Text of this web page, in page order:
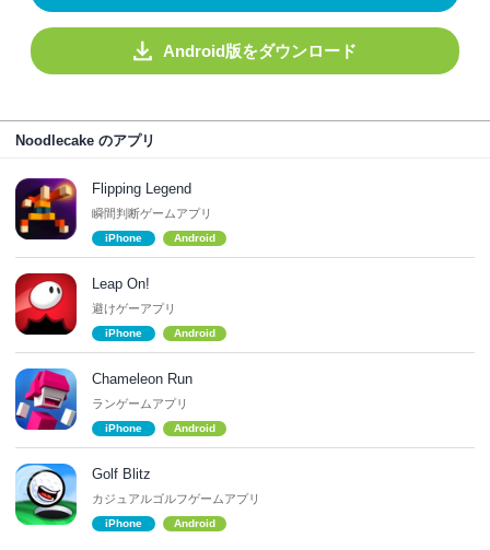
Android版をダウンロード
Noodlecake のアプリ
Flipping Legend
瞬間判断ゲームアプリ
iPhone Android
Leap On!
避けゲーアプリ
iPhone Android
Chameleon Run
ランゲームアプリ
iPhone Android
Golf Blitz
カジュアルゴルフゲームアプリ
iPhone Android